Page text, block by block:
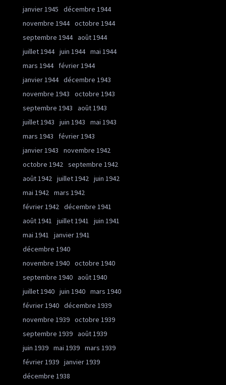
janvier 1945
décembre 1944
novembre 1944 octobre 1944
septembre 1944 août 1944
juillet 1944 juin 1944 mai 1944
mars 1944
février 1944
janvier 1944 décembre 1943
novembre 1943
octobre 1943
septembre 1943
août 1943
juillet 1943
juin 1943
mai 1943
mars 1943
février 1943
janvier 1943
novembre 1942
octobre 1942 septembre 1942
août 1942 juillet 1942 juin 1942
mai 1942 mars 1942
février 1942 décembre 1941
août 1941
juillet 1941
juin 1941
mai 1941
janvier 1941
décembre 1940
novembre 1940 octobre 1940
septembre 1940 août 1940
juillet 1940 juin 1940 mars 1940
février 1940 décembre 1939
novembre 1939 octobre 1939
septembre 1939 août 1939
juin 1939 mai 1939 mars 1939
février 1939 janvier 1939
décembre 1938